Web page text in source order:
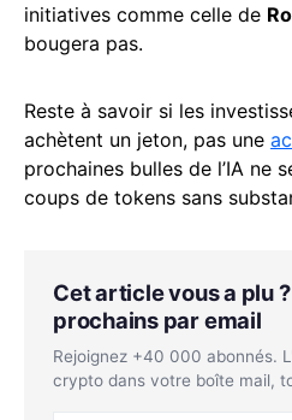
initiatives comme celle de
bougera pas.
Reste à savoir si les
achètent un jeton, pas une
prochaines bulles de l’IA ne
coups de tokens sans
Cet article vous a plu
prochains par email
Rejoignez +40 000 abonnés.
crypto dans votre boîte mail,